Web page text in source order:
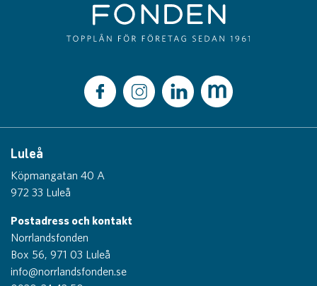
Luleå
Köpmangatan 40 A
972 33 Luleå
Postadress och kontakt
Norrlandsfonden
Box 56, 971 03 Luleå
info@norrlandsfonden.se